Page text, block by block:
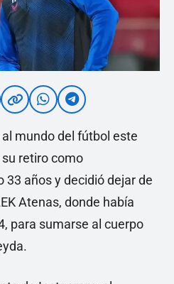
mundo del fútbol este
retiro como
33 años y decidió dejar de
Atenas, donde había
para sumarse al cuerpo